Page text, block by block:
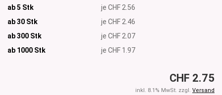
ab 5 Stk
je CHF 2.56
ab 30 Stk
je CHF 2.46
ab 300 Stk
je CHF 2.07
ab 1000 Stk je CHF 1.97
CHF 2.75
inkl. 8.1% MwSt. zzgl. Versand